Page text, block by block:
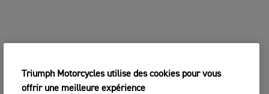
Triumph Motorcycles utilise des cookies pour vous
offrir une meilleure expérience